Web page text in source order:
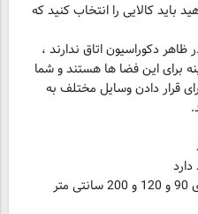
باید کالایی را انتخاب کنید که
دکوراسیون اتاق ندارند ،
برای این فضا ها هستند و شما
قرار دادن وسایل مختلف به
تخت باکس تک نفره : در سایز های 90 و 120 و 200 سانتی متر